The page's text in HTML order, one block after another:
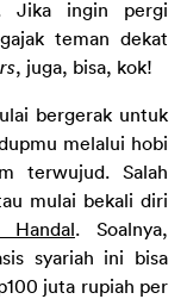
Jika ingin pergi
teman dekat
, juga, bisa, kok!
bergerak untuk
melalui hobi
terwujud. Salah
mulai bekali diri
Handal . Soalnya,
syariah ini bisa
juta rupiah per